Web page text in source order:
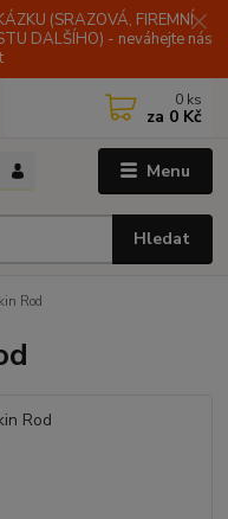
(SRAZOVÁ, FIREMNÍ
DALŠÍHO) - neváhejte nás
Menu
Hledat
0 ks
za 0 Kč
Rod